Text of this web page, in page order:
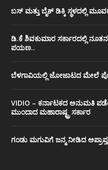
ಬಸ್ ಮತ್ತು ಬೈಕ್ ಡಿಕ್ಕಿ ಸ್ಥಳದಲ್ಲಿ
ಡಿ.ಕೆ ಶಿವಕುಮಾರ ಸರ್ಕಾರದಲ್ಲಿ
ಪಯಣ..
ಬೆಳಗಾವಿಯಲ್ಲಿ ಜೋಜಾಟದ ಮೇಲೆ
VIDIO – ಕರ್ನಾಟಕದ ಅನುಮತಿ
ಮುಂದಾದ ಮಹಾರಾಷ್ಟ್ರ ಸರ್ಕಾರ
ಗಂಡು ಮಗುವಿಗೆ ಜನ್ಮ ನೀಡಿದ